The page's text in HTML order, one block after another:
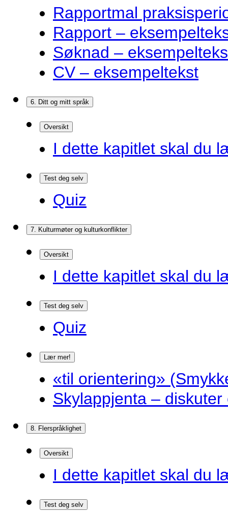
Rapportmal
Rapport –
Søknad –
CV – eksempeltekst
6. Ditt og mitt språk
Oversikt
I dette kapitlet skal du
Test deg selv
Quiz
7. Kulturmøter og kulturkonflikter
Oversikt
I dette kapitlet skal du
Test deg selv
Quiz
Lær mer!
«til orientering»
Skylappjenta – diskuter
8. Flerspråklighet
Oversikt
I dette kapitlet skal du
Test deg selv